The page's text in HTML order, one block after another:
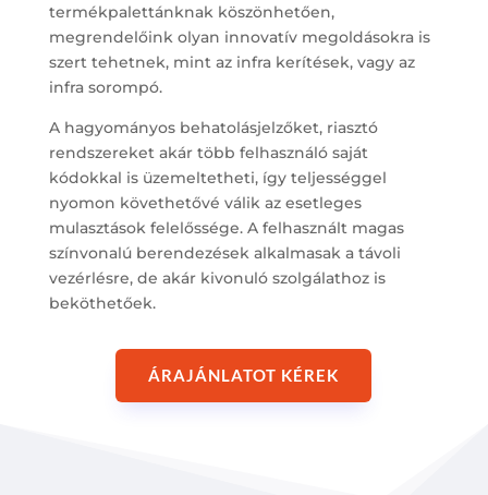
termékpalettánknak köszönhetően,
megrendelőink olyan innovatív megoldásokra is
szert tehetnek, mint az infra kerítések, vagy az
infra sorompó.
A hagyományos behatolásjelzőket, riasztó
rendszereket akár több felhasználó saját
kódokkal is üzemeltetheti, így teljességgel
nyomon követhetővé válik az esetleges
mulasztások felelőssége. A felhasznált magas
színvonalú berendezések alkalmasak a távoli
vezérlésre, de akár kivonuló szolgálathoz is
beköthetőek.
ÁRAJÁNLATOT KÉREK